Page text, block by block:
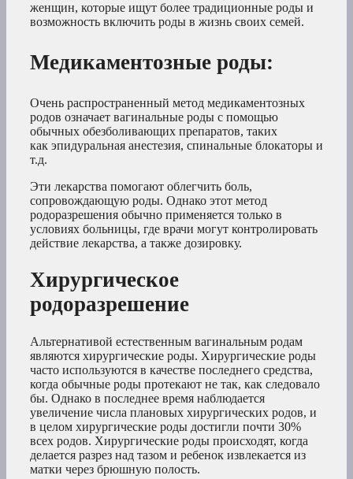
женщин, которые ищут более традиционные роды и
возможность включить роды в жизнь своих семей.
Медикаментозные роды:
Очень распространенный метод медикаментозных
родов означает вагинальные роды с помощью
обычных обезболивающих препаратов, таких
как эпидуральная анестезия, спинальные блокаторы и
т.д.
Эти лекарства помогают облегчить боль,
сопровождающую роды. Однако этот метод
родоразрешения обычно применяется только в
условиях больницы, где врачи могут контролировать
действие лекарства, а также дозировку.
Хирургическое
родоразрешение
Альтернативой естественным вагинальным родам
являются хирургические роды. Хирургические роды
часто используются в качестве последнего средства,
когда обычные роды протекают не так, как следовало
бы. Однако в последнее время наблюдается
увеличение числа плановых хирургических родов, и
в целом хирургические роды достигли почти 30%
всех родов. Хирургические роды происходят, когда
делается разрез над тазом и ребенок извлекается из
матки через брюшную полость.